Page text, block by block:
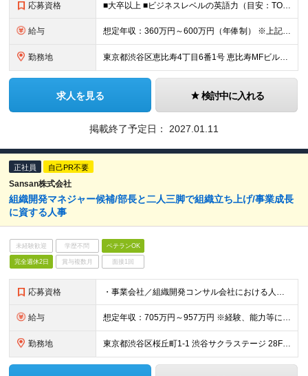
応募資格 ■大卒以上 ■ビジネスレベルの英語力（目安：TOEIC 750点）※ ■ネイティブレベルの日本語力 ■2年以上の社会人経験 ※社内ミーティング等は全て英語となるため、会話・読み書きどちらもできる方を想
給与 想定年収：360万円～600万円（年俸制） ※上記年収は賞与などの手当を含む ※給与詳細は経験・能力を踏まえて決定 ※残業代45時間超過分は追加支給有
勤務地 東京都渋谷区恵比寿4丁目6番1号 恵比寿MFビル7階
求人を見る 検討中に入れる
掲載終了予定日： 2027.01.11
正社員 自己PR不要
Sansan株式会社
組織開発マネジャー候補/部長と二人三脚で組織立ち上げ/事業成長
に資する人事
未経験歓迎 学歴不問 ベテランOK
完全週休2日 賞与複数月 面接1回
応募資格 ・事業会社／組織開発コンサル会社における人材開発・育成体系の企画・実行経験（目安：3年以上） ・経営層、各部門の責任者、複数のステークホルダーと調整交渉を行いながらプロジェクト・業務を主体的に企画、推
給与 想定年収：705万円～957万円 ※経験、能力等に応じて個別に決定します。 ※年収705万の場合：月額49万（基本給39.6万＋時間外手当9.4万） ※年収957万の場合：月額66万（基本給53.4
勤務地 東京都渋谷区桜丘町1-1 渋谷サクラステージ 28F （変更の範囲）上記を除く当社関連勤務地